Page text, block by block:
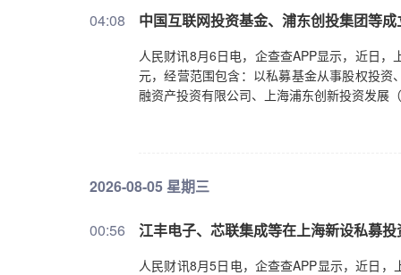
04:08 中国互联网投资基金、浦东创投集团等
人民财讯8月6日电，企查查APP显示，近日
元，经营范围包含：以私募基金从事股权投
融资产投资有限公司、上海浦东创新投资发展
2026-08-05 星期三
00:56 江丰电子、芯联集成等在上海新设私募投
人民财讯8月5日电，企查查APP显示，近日